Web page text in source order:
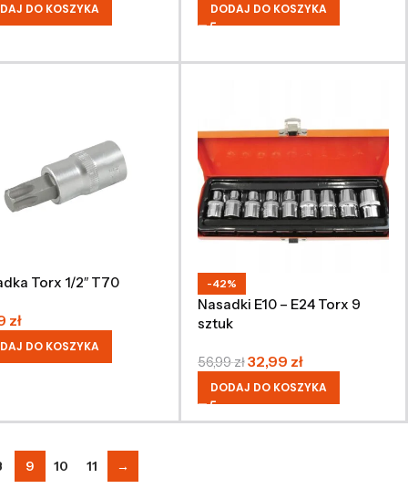
DO KOSZYKA DODAJ DO KOSZYKA
Torx 1/2″ T70
zł
DO KOSZYKA
-42%
Nasadki E10 – E24 Torx 9
sztuk
56,99zł32,99 zł
DODAJ DO KOSZYKA
9 10 11 →